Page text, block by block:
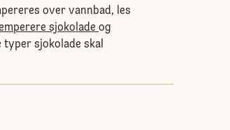
over vannbad, les
sjokolade og
sjokolade skal